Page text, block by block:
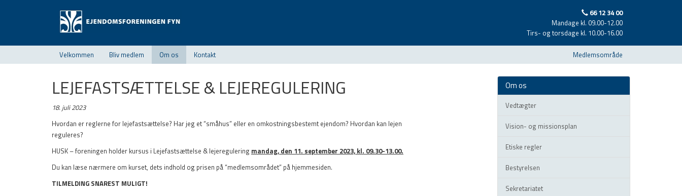
66 12 34 00
Mandage kl. 09.00-12.00
Tirs- og torsdage kl. 10.00-16.00
Velkommen Bliv medlem Om os Kontakt Medlemsområde
LEJEFASTSÆTTELSE & LEJEREGULERING
18. juli 2023
Hvordan er reglerne for lejefastsættelse? Har jeg et “småhus” eller en omkostningsbestemt ejendom? Hvordan kan lejen
reguleres?
HUSK – foreningen holder kursus i Lejefastsættelse & lejeregulering mandag, den 11. september 2023, kl. 09.30-13.00.
Du kan læse nærmere om kurset, dets indhold og prisen på “medlemsområdet” på hjemmesiden.
TILMELDING SNAREST MULIGT!
Om os
Vedtægter
Vision- og missionsplan
Etiske regler
Bestyrelsen
Sekretariatet